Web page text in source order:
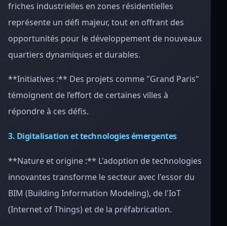
friches industrielles en zones résidentielles
représente un défi majeur, tout en offrant des
opportunités pour le développement de nouveaux
quartiers dynamiques et durables.
**Initiatives :** Des projets comme "Grand Paris"
témoignent de l’effort de certaines villes à
répondre à ces défis.
3. Digitalisation et technologies émergentes
**Nature et origine :** L'adoption de technologies
innovantes transforme le secteur avec l'essor du
BIM (Building Information Modeling), de l'IoT
(Internet of Things) et de la préfabrication.